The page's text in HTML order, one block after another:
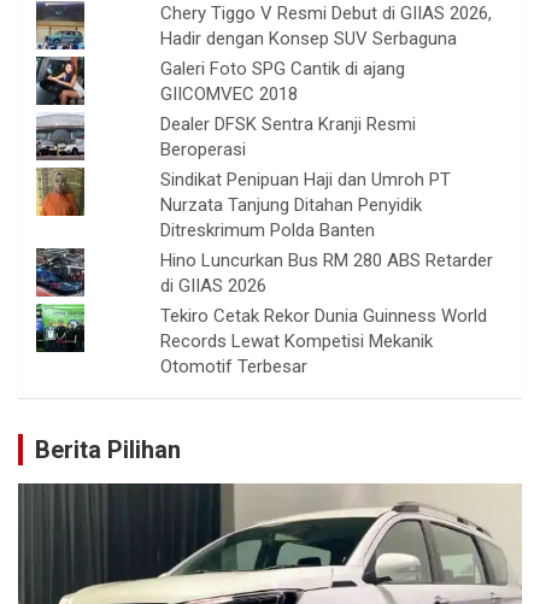
Chery Tiggo V Resmi Debut di GIIAS 2026,
Hadir dengan Konsep SUV Serbaguna
Galeri Foto SPG Cantik di ajang
GIICOMVEC 2018
Dealer DFSK Sentra Kranji Resmi
Beroperasi
Sindikat Penipuan Haji dan Umroh PT
Nurzata Tanjung Ditahan Penyidik
Ditreskrimum Polda Banten
Hino Luncurkan Bus RM 280 ABS Retarder
di GIIAS 2026
Tekiro Cetak Rekor Dunia Guinness World
Records Lewat Kompetisi Mekanik
Otomotif Terbesar
Berita Pilihan